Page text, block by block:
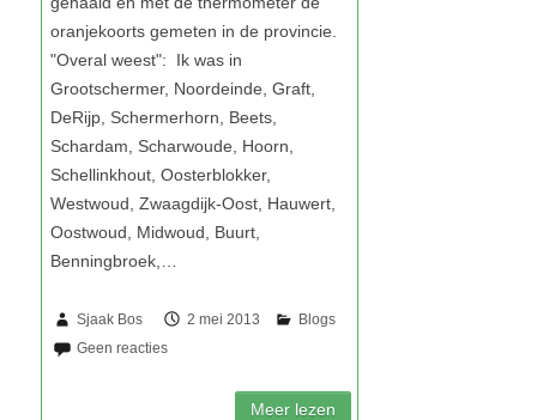
Sjaak Bos 2 mei 2013